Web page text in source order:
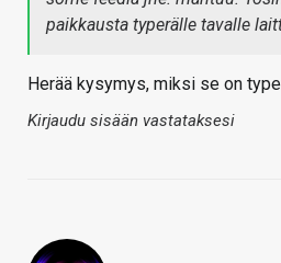
paikkausta typerälle tavalle
Herää kysymys, miksi se on
Kirjaudu sisään vastataksesi